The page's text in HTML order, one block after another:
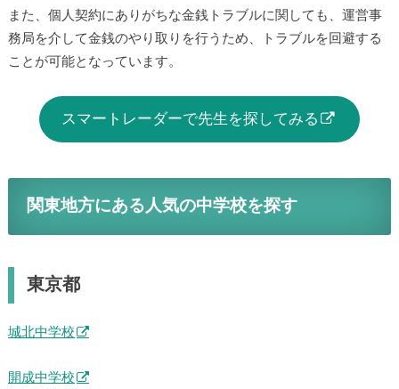
また、個人契約にありがちな金銭トラブルに関しても、運営事
務局を介して金銭のやり取りを行うため、トラブルを回避する
ことが可能となっています。
スマートレーダーで先生を探してみる
関東地方にある人気の中学校を探す
東京都
城北中学校
開成中学校